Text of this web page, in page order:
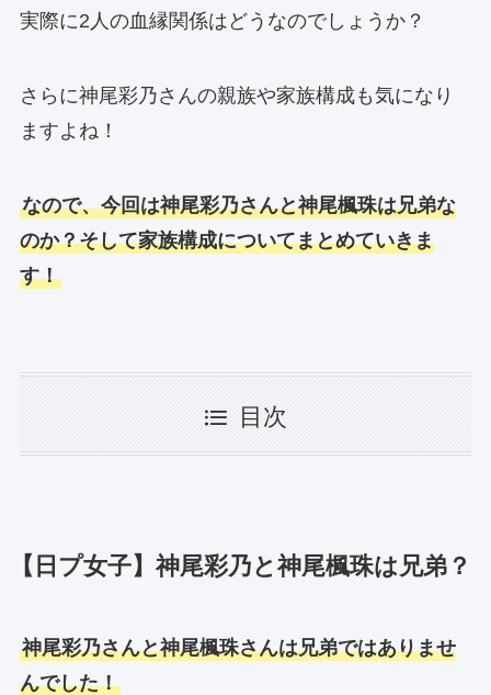
実際に2人の血縁関係はどうなのでしょうか？
さらに神尾彩乃さんの親族や家族構成も気になり
ますよね！
なので、今回は神尾彩乃さんと神尾楓珠は兄弟な
のか？そして家族構成についてまとめていきま
す！
目次
【日プ女子】神尾彩乃と神尾楓珠は兄弟？
神尾彩乃さんと神尾楓珠さんは兄弟ではありませ
んでした！